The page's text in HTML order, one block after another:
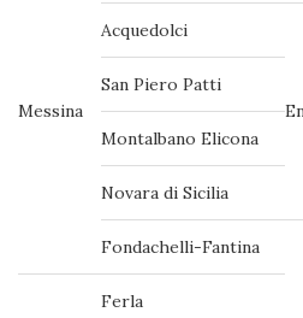
Messina
Acquedolci
San Piero Patti
Montalbano Elicona
Novara di Sicilia
Fondachelli-Fantina
Ferla